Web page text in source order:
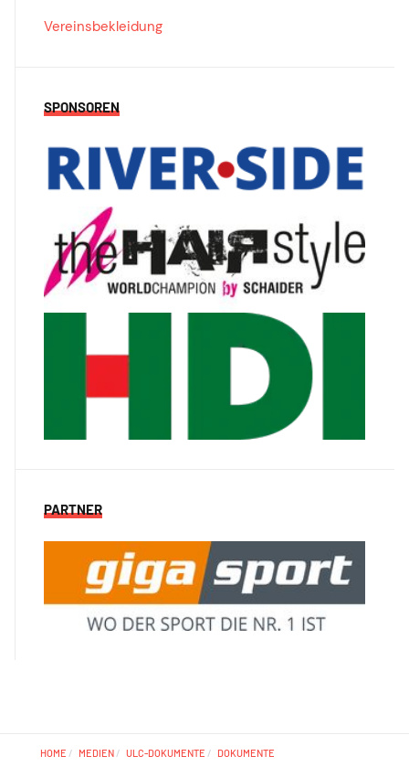
Vereinsbekleidung
SPONSOREN
PARTNER
HOME MEDIEN ULC-DOKUMENTE DOKUMENTE